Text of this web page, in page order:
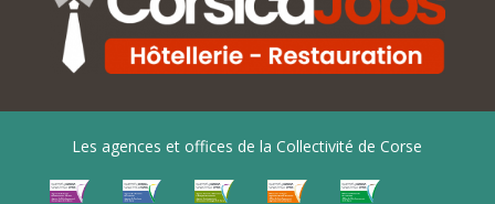
Les agences et offices de la Collectivité de Corse